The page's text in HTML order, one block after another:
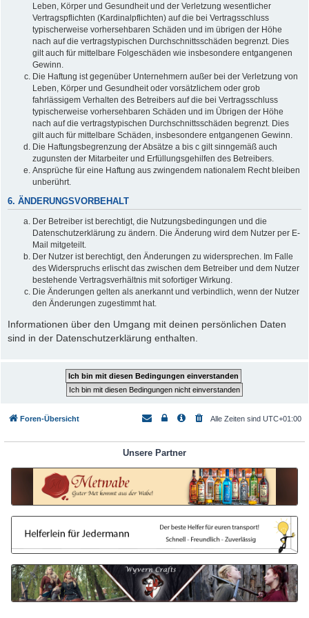
Leben, Körper und Gesundheit und der Verletzung wesentlicher
Vertragspflichten (Kardinalpflichten) auf die bei Vertragsschluss
typischerweise vorhersehbaren Schäden und im übrigen der Höhe
nach auf die vertragstypischen Durchschnittsschäden begrenzt. Dies
gilt auch für mittelbare Folgeschäden wie insbesondere entgangenen
Gewinn.
Die Haftung ist gegenüber Unternehmern außer bei der Verletzung von
Leben, Körper und Gesundheit oder vorsätzlichem oder grob
fahrlässigem Verhalten des Betreibers auf die bei Vertragsschluss
typischerweise vorhersehbaren Schäden und im Übrigen der Höhe
nach auf die vertragstypischen Durchschnittsschäden begrenzt. Dies
gilt auch für mittelbare Schäden, insbesondere entgangenen Gewinn.
Die Haftungsbegrenzung der Absätze a bis c gilt sinngemäß auch
zugunsten der Mitarbeiter und Erfüllungsgehilfen des Betreibers.
Ansprüche für eine Haftung aus zwingendem nationalem Recht bleiben
unberührt.
6. ÄNDERUNGSVORBEHALT
Der Betreiber ist berechtigt, die Nutzungsbedingungen und die
Datenschutzerklärung zu ändern. Die Änderung wird dem Nutzer per E-
Mail mitgeteilt.
Der Nutzer ist berechtigt, den Änderungen zu widersprechen. Im Falle
des Widerspruchs erlischt das zwischen dem Betreiber und dem Nutzer
bestehende Vertragsverhältnis mit sofortiger Wirkung.
Die Änderungen gelten als anerkannt und verbindlich, wenn der Nutzer
den Änderungen zugestimmt hat.
Informationen über den Umgang mit deinen persönlichen Daten
sind in der Datenschutzerklärung enthalten.
Foren-Übersicht Alle Zeiten sind UTC+01:00
Unsere Partner